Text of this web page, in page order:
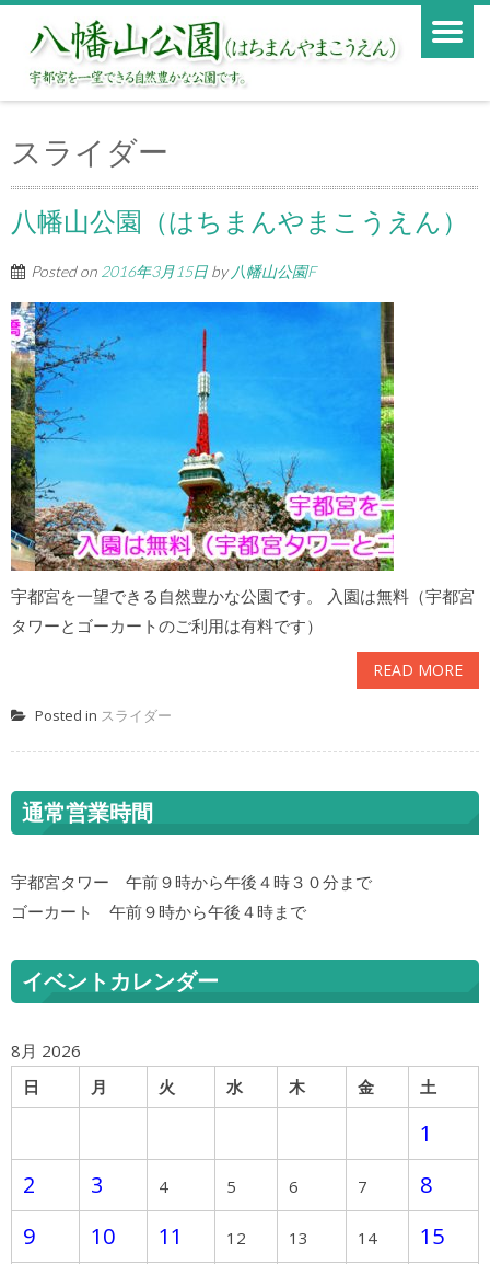
スライダー
八幡山公園（はちまんやまこうえん）
Posted on 2016年3月15日 by 八幡山公園F
宇都宮を一望できる自然豊かな公園です。 入園は無料（宇都宮
タワーとゴーカートのご利用は有料です）
READ MORE
Posted in スライダー
通常営業時間
宇都宮タワー 午前９時から午後４時３０分まで
ゴーカート 午前９時から午後４時まで
イベントカレンダー
8月 2026
日
月 火 水 木 金 土
1
2
3 4 5 6 7
8
9
10 11 12 13 14
15